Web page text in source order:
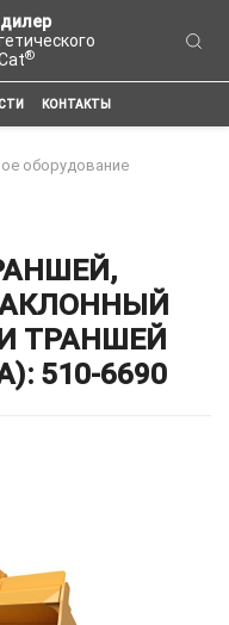
®
КОНТАКТЫ
оборудование
ТРАНШЕЙ
510-6690